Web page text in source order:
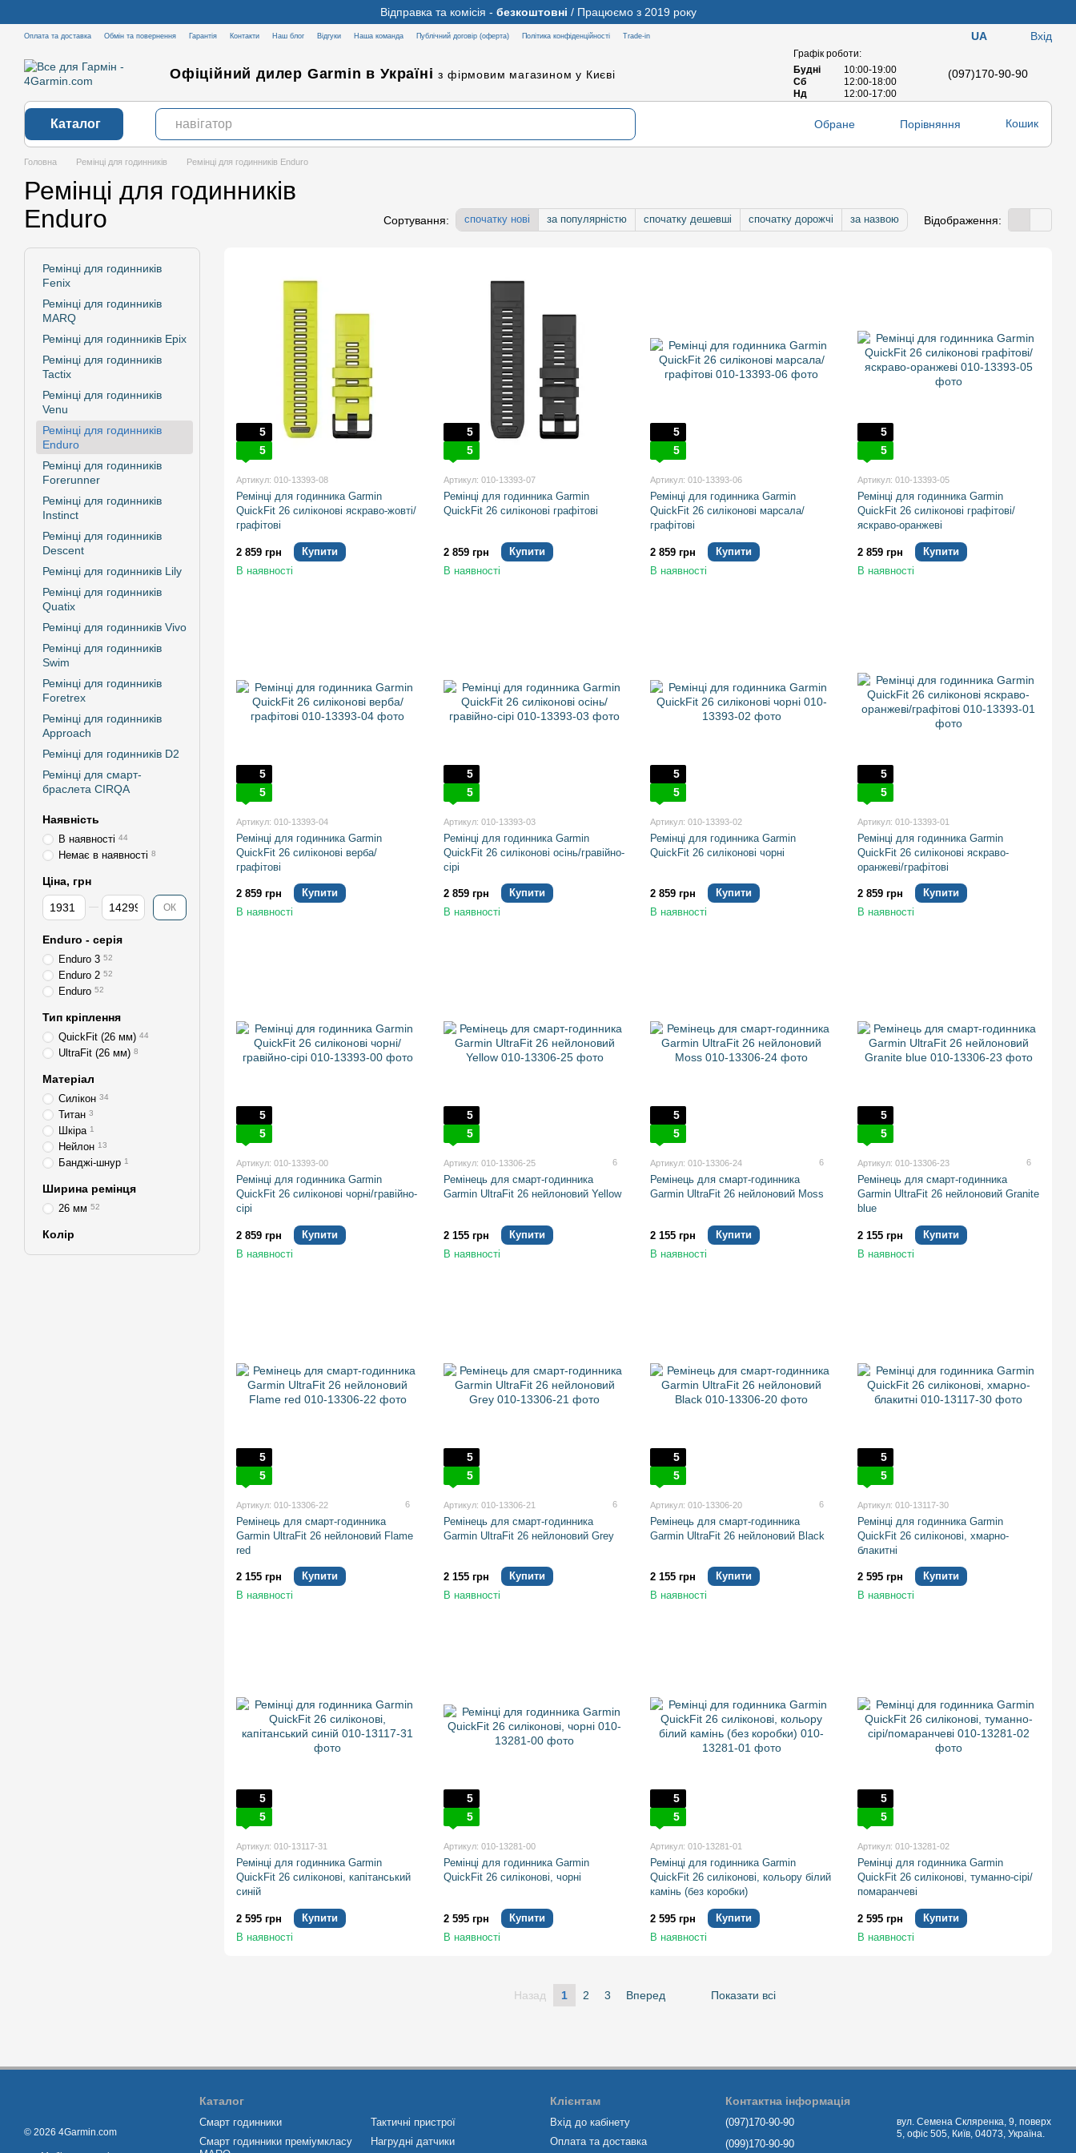
Відправка та комісія - безкоштовні / Працюємо з 2019 року
Оплата та доставка Обмін та повернення Гарантія Контакти Наш блог Відгуки Наша команда Публічний договір (оферта) Політика конфіденційності Trade-in UA Вхід
Офіційний дилер Garmin в Україні з фірмовим магазином у Києві
Графік роботи:
Будні
10:00-19:00
Сб
12:00-18:00
Нд
12:00-17:00
(097)170-90-90
Каталог Обране Порівняння Кошик
Головна Ремінці для годинників Ремінці для годинників Enduro
Ремінці для годинників
Enduro
Сортування: спочатку нові за популярністю спочатку дешевші спочатку дорожчі за назвою Відображення:
5
5
Артикул: 010-13393-08
Ремінці для годинника Garmin
QuickFit 26 силіконові яскраво-жовті/
графітові
2 859 грн
Купити
В наявності
5
5
Артикул: 010-13393-07
Ремінці для годинника Garmin
QuickFit 26 силіконові графітові
2 859 грн
Купити
В наявності
5
5
Артикул: 010-13393-06
Ремінці для годинника Garmin
QuickFit 26 силіконові марсала/
графітові
2 859 грн
Купити
В наявності
5
5
Артикул: 010-13393-05
Ремінці для годинника Garmin
QuickFit 26 силіконові графітові/
яскраво-оранжеві
2 859 грн
Купити
В наявності
5
5
Артикул: 010-13393-04
Ремінці для годинника Garmin
QuickFit 26 силіконові верба/
графітові
2 859 грн
Купити
В наявності
5
5
Артикул: 010-13393-03
Ремінці для годинника Garmin
QuickFit 26 силіконові осінь/гравійно-
сірі
2 859 грн
Купити
В наявності
5
5
Артикул: 010-13393-02
Ремінці для годинника Garmin
QuickFit 26 силіконові чорні
2 859 грн
Купити
В наявності
5
5
Артикул: 010-13393-01
Ремінці для годинника Garmin
QuickFit 26 силіконові яскраво-
оранжеві/графітові
2 859 грн
Купити
В наявності
5
5
Артикул: 010-13393-00
Ремінці для годинника Garmin
QuickFit 26 силіконові чорні/гравійно-
сірі
2 859 грн
Купити
В наявності
5
5
Артикул: 010-13306-25 6
Ремінець для смарт-годинника
Garmin UltraFit 26 нейлоновий Yellow
2 155 грн
Купити
В наявності
5
5
Артикул: 010-13306-24 6
Ремінець для смарт-годинника
Garmin UltraFit 26 нейлоновий Moss
2 155 грн
Купити
В наявності
5
5
Артикул: 010-13306-23 6
Ремінець для смарт-годинника
Garmin UltraFit 26 нейлоновий Granite
blue
2 155 грн
Купити
В наявності
5
5
Артикул: 010-13306-22 6
Ремінець для смарт-годинника
Garmin UltraFit 26 нейлоновий Flame
red
2 155 грн
Купити
В наявності
5
5
Артикул: 010-13306-21 6
Ремінець для смарт-годинника
Garmin UltraFit 26 нейлоновий Grey
2 155 грн
Купити
В наявності
5
5
Артикул: 010-13306-20 6
Ремінець для смарт-годинника
Garmin UltraFit 26 нейлоновий Black
2 155 грн
Купити
В наявності
5
5
Артикул: 010-13117-30
Ремінці для годинника Garmin
QuickFit 26 силіконові, хмарно-
блакитні
2 595 грн
Купити
В наявності
5
5
Артикул: 010-13117-31
Ремінці для годинника Garmin
QuickFit 26 силіконові, капітанський
синій
2 595 грн
Купити
В наявності
5
5
Артикул: 010-13281-00
Ремінці для годинника Garmin
QuickFit 26 силіконові, чорні
2 595 грн
Купити
В наявності
5
5
Артикул: 010-13281-01
Ремінці для годинника Garmin
QuickFit 26 силіконові, кольору білий
камінь (без коробки)
2 595 грн
Купити
В наявності
5
5
Артикул: 010-13281-02
Ремінці для годинника Garmin
QuickFit 26 силіконові, туманно-сірі/
помаранчеві
2 595 грн
Купити
В наявності
Назад 1 2 3 Вперед Показати всі
Ремінці для годинників
Fenix
Ремінці для годинників
MARQ
Ремінці для годинників Epix
Ремінці для годинників
Tactix
Ремінці для годинників
Venu
Ремінці для годинників
Enduro
Ремінці для годинників
Forerunner
Ремінці для годинників
Instinct
Ремінці для годинників
Descent
Ремінці для годинників Lily
Ремінці для годинників
Quatix
Ремінці для годинників Vivo
Ремінці для годинників
Swim
Ремінці для годинників
Foretrex
Ремінці для годинників
Approach
Ремінці для годинників D2
Ремінці для смарт-
браслета CIRQA
Наявність
В наявності 44
Немає в наявності 8
Ціна, грн
Від Ціна, грн
До Ціна, грн ОК
Enduro - серія
Enduro 3 52
Enduro 2 52
Enduro 52
Тип кріплення
QuickFit (26 мм) 44
UltraFit (26 мм) 8
Матеріал
Силікон 34
Титан 3
Шкіра 1
Нейлон 13
Банджі-шнур 1
Ширина ремінця
26 мм 52
Колір
© 2026 4Garmin.com
Каталог
Смарт годинники
Смарт годинники преміумкласу
Тактичні пристрої
Нагрудні датчики
Клієнтам
Вхід до кабінету
Оплата та доставка
Контактна інформація
(097)170-90-90
(099)170-90-90
вул. Семена Скляренка, 9, поверх
5, офіс 505, Київ, 04073, Україна.